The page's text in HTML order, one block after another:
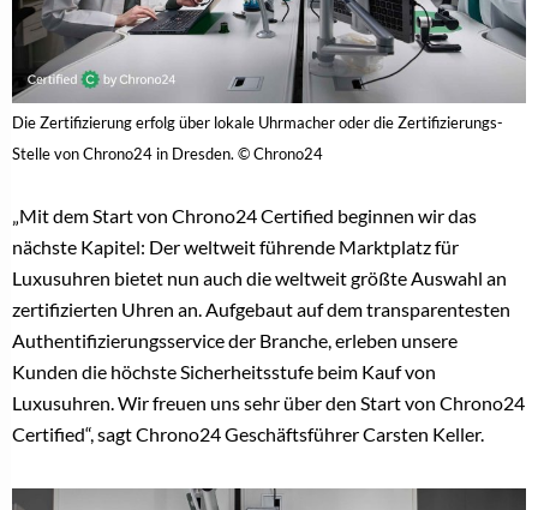
Die Zertifizierung erfolg über lokale Uhrmacher oder die Zertifizierungs-
Stelle von Chrono24 in Dresden. © Chrono24
„Mit dem Start von Chrono24 Certified beginnen wir das
nächste Kapitel: Der weltweit führende Marktplatz für
Luxusuhren bietet nun auch die weltweit größte Auswahl an
zertifizierten Uhren an. Aufgebaut auf dem transparentesten
Authentifizierungsservice der Branche, erleben unsere
Kunden die höchste Sicherheitsstufe beim Kauf von
Luxusuhren. Wir freuen uns sehr über den Start von Chrono24
Certified“, sagt Chrono24 Geschäftsführer Carsten Keller.